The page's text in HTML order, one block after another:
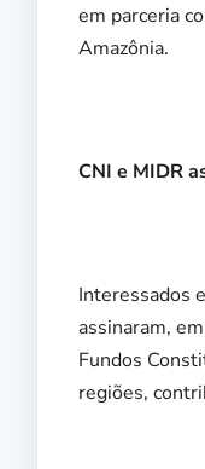
em parceria
Amazônia.
CNI e MIDR
Interessados
assinaram,
Fundos
regiões,